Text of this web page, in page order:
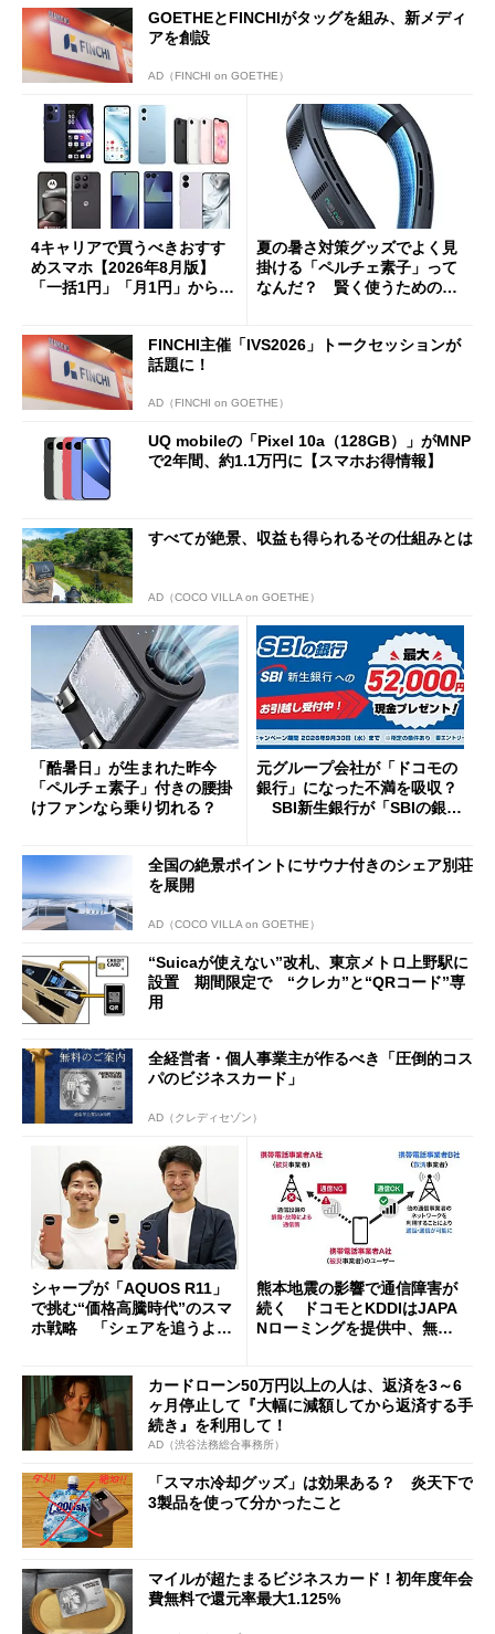
GOETHEとFINCHIがタッグを組み、新メディ
アを創設
AD（FINCHI on GOETHE）
4キャリアで買うべきおすす
めスマホ【2026年8月版】
「一括1円」「月1円」からお
夏の暑さ対策グッズでよく見
掛ける「ペルチェ素子」って
なんだ？ 賢く使うための注
FINCHI主催「IVS2026」トークセッションが
話題に！
AD（FINCHI on GOETHE）
UQ mobileの「Pixel 10a（128GB）」がMNP
で2年間、約1.1万円に【スマホお得情報】
すべてが絶景、収益も得られるその仕組みとは
AD（COCO VILLA on GOETHE）
「酷暑日」が生まれた昨今
「ペルチェ素子」付きの腰掛
けファンなら乗り切れる？
元グループ会社が「ドコモの
銀行」になった不満を吸収？
SBI新生銀行が「SBIの銀
開催
全国の絶景ポイントにサウナ付きのシェア別荘
を展開
AD（COCO VILLA on GOETHE）
“Suicaが使えない”改札、東京メトロ上野駅に
設置 期間限定で “クレカ”と“QRコード”専
用
全経営者・個人事業主が作るべき「圧倒的コス
パのビジネスカード」
AD（クレディセゾン）
シャープが「AQUOS R11」
で挑む“価格高騰時代”のスマ
ホ戦略 「シェアを追うより
熊本地震の影響で通信障害が
続く ドコモとKDDIはJAPA
Nローミングを提供中、無料
カードローン50万円以上の人は、返済を3～6
ヶ月停止して『大幅に減額してから返済する手
続き』を利用して！
AD（渋谷法務総合事務所）
「スマホ冷却グッズ」は効果ある？ 炎天下で
3製品を使って分かったこと
マイルが超たまるビジネスカード！初年度年会
費無料で還元率最大1.125%